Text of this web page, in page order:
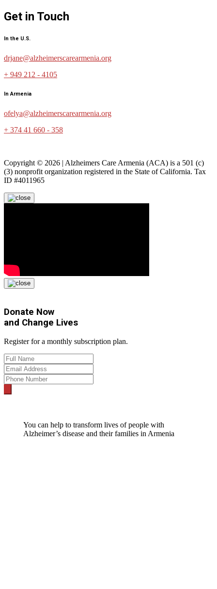
Get in Touch
In the U.S.
drjane@alzheimerscarearmenia.org
+ 949 212 - 4105
In Armenia
ofelya@alzheimerscarearmenia.org
+ 374 41 660 - 358
Copyright © 2026 | Alzheimers Care Armenia (ACA) is a 501 (c)
(3) nonprofit organization registered in the State of California. Tax
ID #4011965
Donate Now
and Change Lives
Register for a monthly subscription plan.
You can help to transform lives of people with
Alzheimer’s disease and their families in Armenia